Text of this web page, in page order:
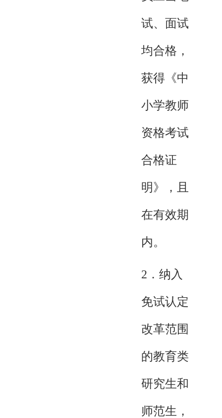
试、面试
均合格，
获得《中
小学教师
资格考试
合格证
明》，且
在有效期
内。
2．纳入
免试认定
改革范围
的教育类
研究生和
师范生，